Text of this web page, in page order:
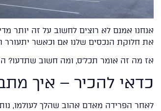
אנחנו אמנם לא רוצים לחשוב על זה יותר
את חלוקת הנכסים שלנו אם וכאשר יתעורר
אז מה זה אומר תכל'ס, ומה חשוב שתדעו?
כדאי להכיר – איך
לאחר הפרידה מאדם אהוב שהלך לעולמו,